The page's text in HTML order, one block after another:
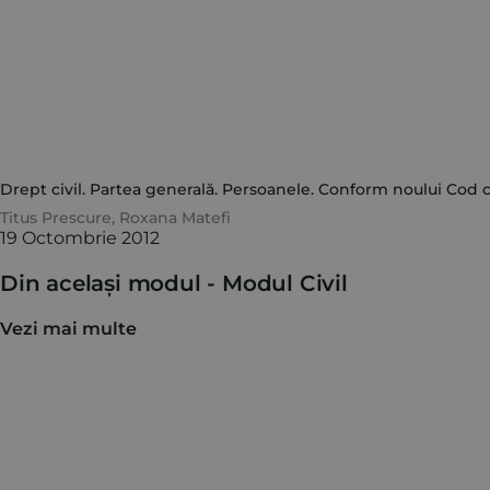
Drept civil. Partea generală. Persoanele. Conform noului Cod
Titus Prescure, Roxana Matefi
19 Octombrie 2012
Din același modul - Modul Civil
Vezi mai multe